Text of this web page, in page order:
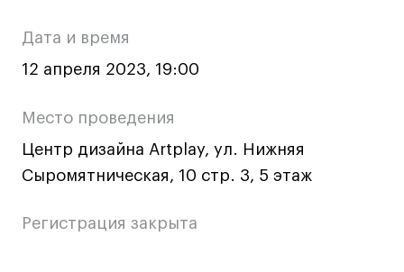
Подготовительные курсы и творческое
развитие
ИЗО и Керамика
Ландшафтный дизайн
Все программы
Онлайн-программы
о
мероприятии
Дата и время
12 апреля 2023, 19:00
Место проведения
Центр дизайна Artplay, ул. Нижняя
Сыромятническая, 10 стр. 3, 5 этаж
Регистрация закрыта